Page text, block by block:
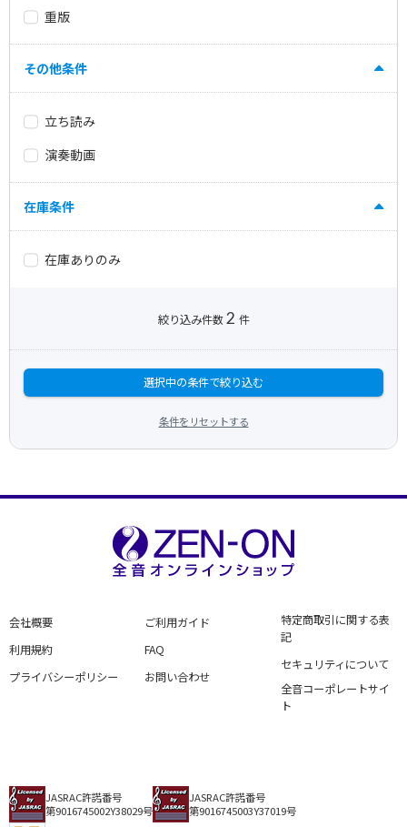
重版
その他条件
立ち読み
演奏動画
在庫条件
在庫ありのみ
絞り込み件数 2 件
選択中の条件で絞り込む
条件をリセットする
会社概要
利用規約
プライバシーポリシー
ご利用ガイド
FAQ
お問い合わせ
特定商取引に関する表
記
セキュリティについて
全音コーポレートサイ
ト
JASRAC許諾番号
第9016745002Y38029号
JASRAC許諾番号
第9016745003Y37019号